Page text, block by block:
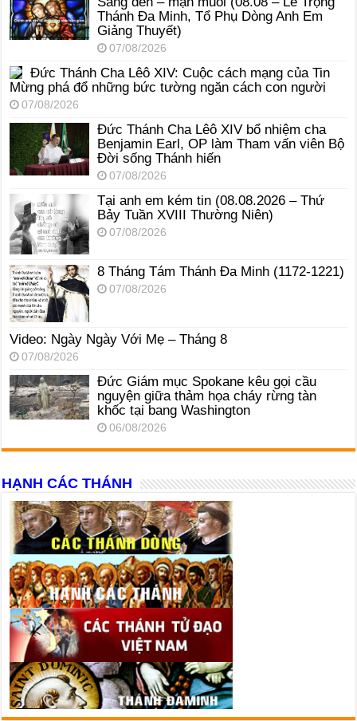
Thánh Đa Minh, Tổ Phụ Dòng Anh Em
Giảng Thuyết)
07/08/2026
Đức Thánh Cha Lêô XIV: Cuộc cách mạng của Tin
Mừng phá đổ những bức tường ngăn cách con người
07/08/2026
Đức Thánh Cha Lêô XIV bổ nhiệm cha
Benjamin Earl, OP làm Tham vấn viên Bộ
Đời sống Thánh hiến
07/08/2026
Tại anh em kém tin (08.08.2026 – Thứ
Bảy Tuần XVIII Thường Niên)
07/08/2026
8 Tháng Tám Thánh Ða Minh (1172-1221)
07/08/2026
Video: Ngày Ngày Với Mẹ – Tháng 8
07/08/2026
Đức Giám mục Spokane kêu gọi cầu
nguyện giữa thảm họa cháy rừng tàn
khốc tại bang Washington
06/08/2026
HẠNH CÁC THÁNH